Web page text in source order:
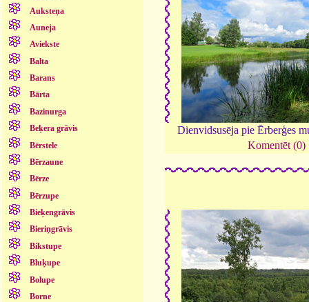
Auksteņa
Auneja
Aviekste
Balta
Barans
Bārta
Bazinurga
Beķera grāvis
Bērstele
Bērzaune
Bērze
Bērzupe
Bieķengrāvis
Bieriņgrāvis
Bikstupe
Bluķupe
Bolupe
Borne
Dienvidsusēja pie Ērberģes
Komentēt (0)